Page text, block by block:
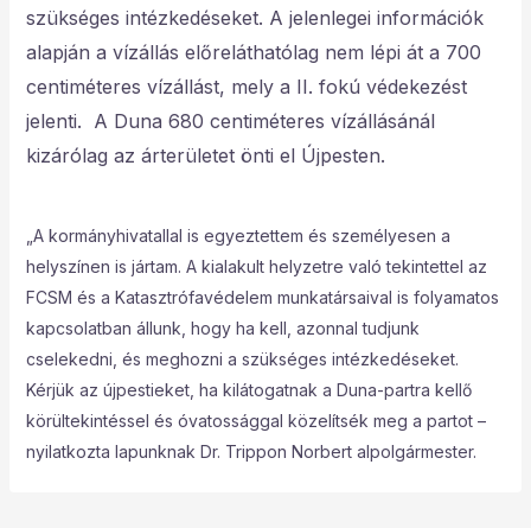
szükséges intézkedéseket. A jelenlegei információk
alapján a vízállás előreláthatólag nem lépi át a 700
centiméteres vízállást, mely a II. fokú védekezést
jelenti. A Duna 680 centiméteres vízállásánál
kizárólag az árterületet önti el Újpesten.
„A kormányhivatallal is egyeztettem és személyesen a
helyszínen is jártam. A kialakult helyzetre való tekintettel az
FCSM és a Katasztrófavédelem munkatársaival is folyamatos
kapcsolatban állunk, hogy ha kell, azonnal tudjunk
cselekedni, és meghozni a szükséges intézkedéseket.
Kérjük az újpestieket, ha kilátogatnak a Duna-partra kellő
körültekintéssel és óvatossággal közelítsék meg a partot –
nyilatkozta lapunknak Dr. Trippon Norbert alpolgármester.